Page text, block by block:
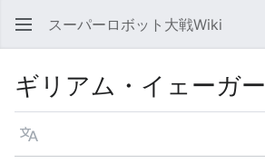
スーパーロボット大戦Wiki
ギリアム・イェーガー
言語